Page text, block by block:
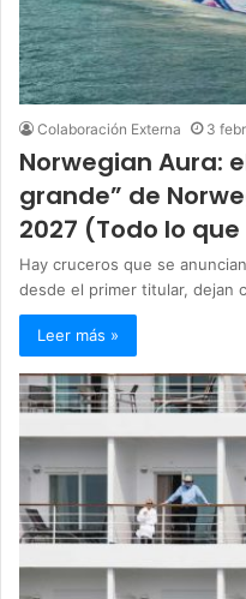
Colaboración Externa 3
Norwegian Aura:
grande” de
2027 (Todo lo
Hay cruceros que se
desde el primer titular, dejan
Leer más »